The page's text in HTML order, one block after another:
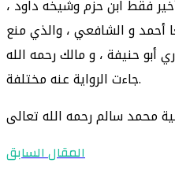
فقط ابن حزم وشيخه داود ،
أحمد و الشافعي ، والذي منع
أبو حنيفة ، و مالك رحمه الله
جاءت الرواية عنه مختلفة.
محمد سالم رحمه الله تعالى
المقال السابق